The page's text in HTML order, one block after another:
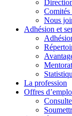
Comités
Nous
Adhésion et
Mentorat
La profession
Offres